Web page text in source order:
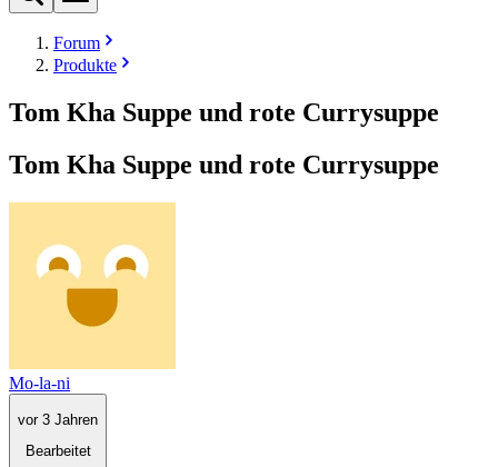
Forum
Produkte
Tom Kha Suppe und rote Currysuppe
Tom Kha Suppe und rote Currysuppe
Mo-la-ni
vor 3 Jahren
Bearbeitet